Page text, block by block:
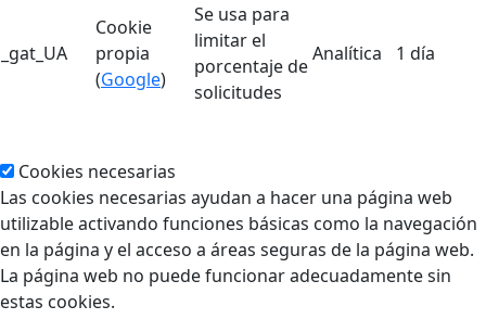
_gat_UA
Cookie
propia
(Google)
Se usa para
limitar el
porcentaje de
solicitudes
Analítica 1 día
Cookies necesarias
Las cookies necesarias ayudan a hacer una página web
utilizable activando funciones básicas como la navegación
en la página y el acceso a áreas seguras de la página web.
La página web no puede funcionar adecuadamente sin
estas cookies.